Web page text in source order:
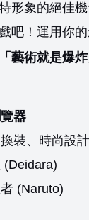
形象的絕佳機
吧！運用你
「藝術就是爆炸
器
裝、時尚設計
(Deidara)
(Naruto)